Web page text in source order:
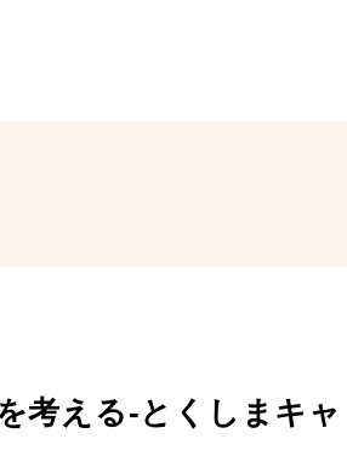
考える-とくしまキャ